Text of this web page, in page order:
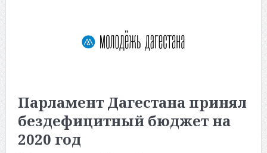
Парламент Дагестана принял
бездефицитный бюджет на
2020 год